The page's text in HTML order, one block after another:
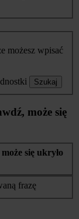
możesz wpisać
Szukaj
może się
się ukryło
frazę